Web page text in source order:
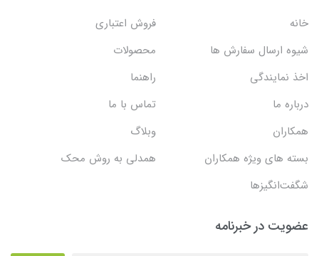
خانه
فروش اعتباری
شیوه ارسال سفارش ها
محصولات
اخذ نمایندگی
راهنما
درباره ما
تماس با ما
همکاران
وبلاگ
بسته های ویژه همکاران
همدلی به روش محک
شگفت‌انگیزها
عضویت در خبرنامه